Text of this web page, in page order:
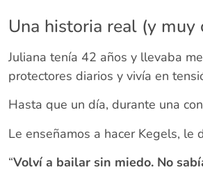
Una historia real (y muy
Juliana tenía 42 años y llevaba
protectores diarios y vivía en
Hasta que un día, durante una
Le enseñamos a hacer Kegels, le
“Volví a bailar sin miedo. No